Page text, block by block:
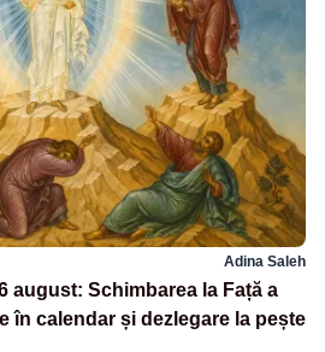
Adina Saleh
august: Schimbarea la Față a
în calendar și dezlegare la pește